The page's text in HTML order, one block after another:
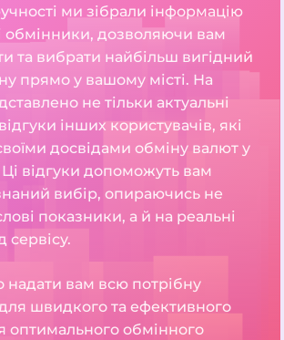
ми зібрали інформацію
обмінники, дозволяючи вам
та вибрати найбільш вигідний
прямо у вашому місті. На
не тільки актуальні
інших користувачів, які
досвідами обміну валют у
відгуки допоможуть вам
вибір, опираючись не
показники, а й на реальні
сервісу.
вам всю потрібну
швидкого та ефективного
оптимального обмінного